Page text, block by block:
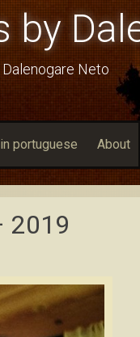
by
Neto
portuguese About
2019